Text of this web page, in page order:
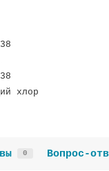
хлор
0 Вопрос-